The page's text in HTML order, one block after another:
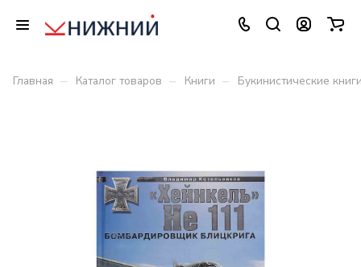
Главная – Каталог товаров – Книги – Букинистические